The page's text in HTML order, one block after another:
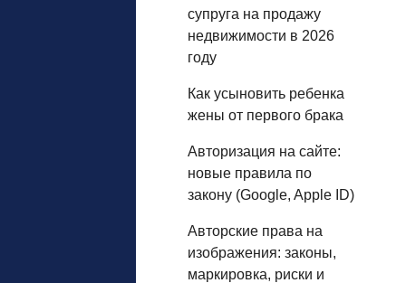
супруга на продажу
недвижимости в 2026
году
Как усыновить ребенка
жены от первого брака
Авторизация на сайте:
новые правила по
закону (Google, Apple ID)
Авторские права на
изображения: законы,
маркировка, риски и